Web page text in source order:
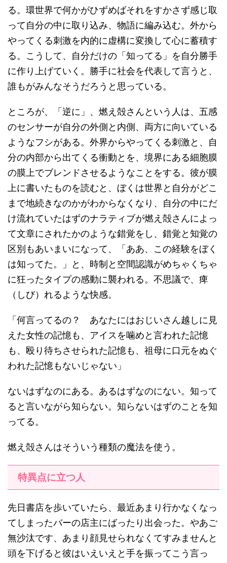
る。環世界で何かがひずめばそれをすかさず感じ取
って自分の中に取り込み、物語に編み込む。外から
やってくる刺激を内的に虚構に変換して心に蓄積す
る。こうして、自分だけの「知ってる」を自分勝手
に作り上げていく。勝手に社会を代表して言うと、
誰もがみんなそうだろうと思っている。
ところが、「逆に」、燃え殻さんという人は、五感
のセンサーが自分の外側と内側、両方に向いている
ようなフシがある。外界からやってくる刺激と、自
分の内部から出てくる衝動とを、境界にある細胞膜
の膜上でブレンドさせるようなことをする。彼が膜
上に書いたものを読むと、ぼくは世界と自分がどこ
まで地続きなのかがわからなくなり、自分の中にだ
け流れていたはずのナラティブが燃え殻さんによっ
て文章にされたかのような錯覚をし、錯覚と知覚の
区別もあいまいになって、「ああ、この経験をぼく
は知ってた。」と、時制と空間認識がめちゃくちゃ
に狂ったタイプの感動に襲われる。不思議で、痺
（しび）れるような快感。
「何言ってるの？ あなたにはおじいさん越しに見
えた女性の記憶も、アイスを噛めと言われた記憶
も、殴り待ちさせられた記憶も、祖母に口元をぬぐ
われた記憶もないじゃない」
ないはずなのにある。あるはずなのにない。知って
ると言いながら知らない。知らないはずのことを知
ってる。
燃え殻さんはそういう種類の魔法を使う。
特異点に立つ人
先日書店を歩いていたら、最近あまり行かなくなっ
てしまったバーの店主にばったり出会った。やあご
無沙汰です、あまり顔見せられなくてすみませんと
頭を下げると彼はいえいえと手を振ってこう言っ